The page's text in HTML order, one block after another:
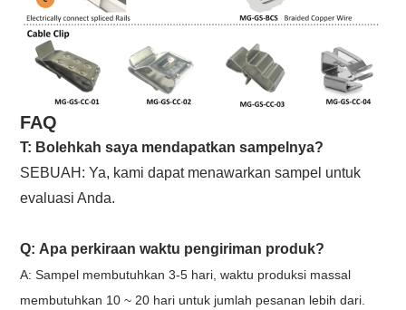
FAQ
T: Bolehkah saya mendapatkan sampelnya?
SEBUAH:Ya, kami dapat menawarkan sampel untuk
evaluasi Anda.
Q: Apa perkiraan waktu pengiriman produk?
A: Sampel membutuhkan 3-5 hari, waktu produksi massal
membutuhkan 10 ~ 20 hari untuk jumlah pesanan lebih dari.